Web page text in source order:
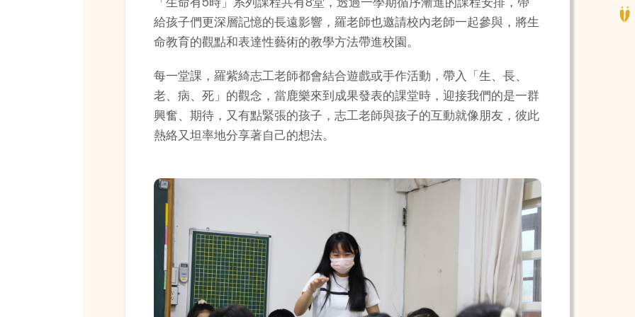
「生命有5時」系列課程共有8堂，透過一學期循序漸進的課程安排，帶
給孩子們更深層記憶的長遠影響，羅老師也邀請校內老師一起參與，將生
命教育的觀點和表達性藝術的教學方法帶進校園。
每一堂課，羅紫綺志工老師都會結合遊戲或手作活動，帶入「生、長、
老、病、死」的觀念，當鹿樂來到成果發表的課堂時，迎接我們的是一群
興奮、期待，又有點緊張的孩子，志工老師與孩子的互動就像朋友，彼此
熱絡又坦率地分享著自己的想法。